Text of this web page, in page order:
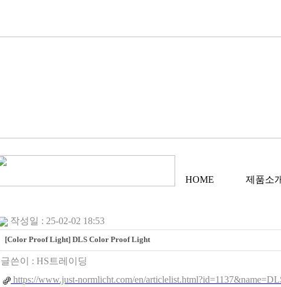
HOME 제품소
작성일 : 25-02-02 18:53
[Color Proof Light] DLS Color Proof Light
글쓴이 : HS트레이딩
https://www.just-normlicht.com/en/